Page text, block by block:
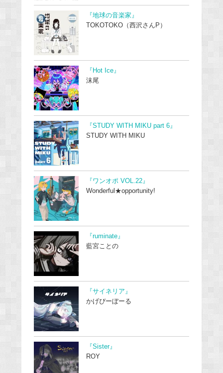
『地球の音楽家』
TOKOTOKO（西沢さんP）
『Hot Ice』
沫尾
『STUDY WITH MIKU part 6』
STUDY WITH MIKU
『ワンオポ VOL.22』
Wonderful★opportunity!
『ruminate』
藍宮ことの
『サイネリア』
かげぴーぼーる
『Sister』
ROY